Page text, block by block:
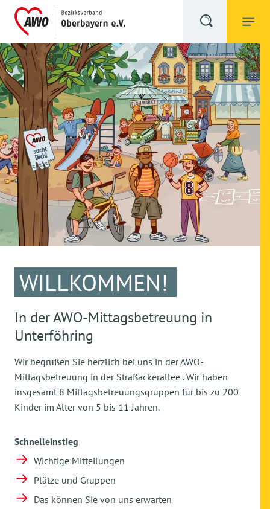
WILLKOMMEN!
In der AWO-Mittagsbetreuung in
Unterföhring
Wir begrüßen Sie herzlich bei uns in der AWO-
Mittagsbetreuung in der Straßäckerallee . Wir haben
insgesamt 8 Mittagsbetreuungsgruppen für bis zu 200
Kinder im Alter von 5 bis 11 Jahren.
Schnelleinstieg
Wichtige Mitteilungen
Plätze und Gruppen
Das können Sie von uns erwarten